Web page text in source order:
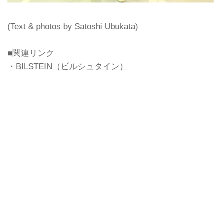
(Text & photos by Satoshi Ubukata)
■関連リンク
・ BILSTEIN（ビルシュタイン）